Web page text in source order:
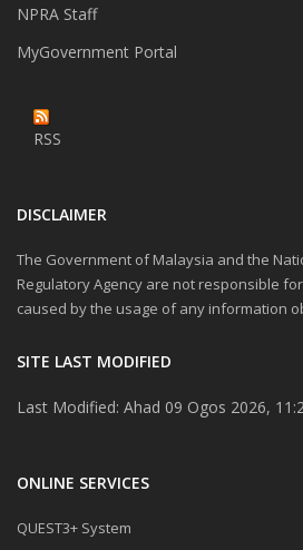
NPRA Staff
MyGovernment Portal
RSS
DISCLAIMER
The Government of Malaysia and the
Regulatory Agency are not responsible
caused by the usage of any information
SITE LAST MODIFIED
Last Modified: Ahad 09 Ogos 2026,
ONLINE SERVICES
QUEST3+ System